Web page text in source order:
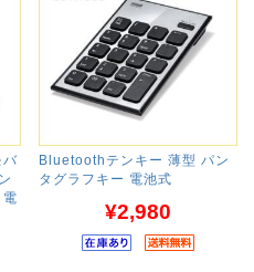
バ
電
Bluetoothテンキー 薄型 パン
タグラフキー 電池式
¥2,980